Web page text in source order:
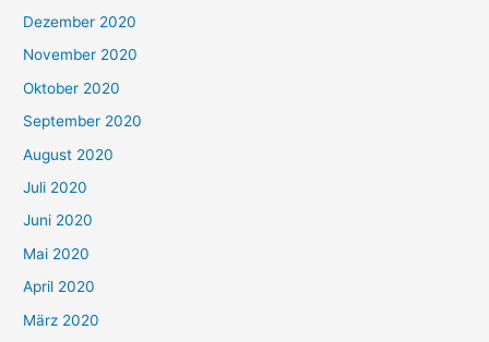
Dezember 2020
November 2020
Oktober 2020
September 2020
August 2020
Juli 2020
Juni 2020
Mai 2020
April 2020
März 2020